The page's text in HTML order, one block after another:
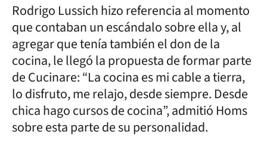
Rodrigo Lussich hizo referencia al momento
que contaban un escándalo sobre ella y, al
agregar que tenía también el don de la
cocina, le llegó la propuesta de formar parte
de Cucinare: “La cocina es mi cable a tierra,
lo disfruto, me relajo, desde siempre. Desde
chica hago cursos de cocina”, admitió Homs
sobre esta parte de su personalidad.